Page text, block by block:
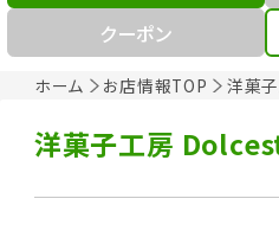
ホーム お店情報TOP 洋菓
クーポン
洋菓子工房